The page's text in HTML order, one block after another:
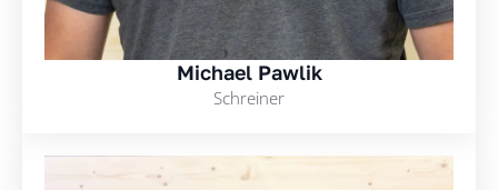
Michael Pawlik
Schreiner